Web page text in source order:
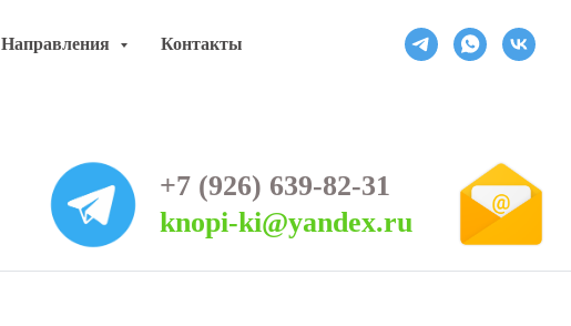
Направления Контакты
+7 (926) 639-82-31
knopi-ki@yandex.ru